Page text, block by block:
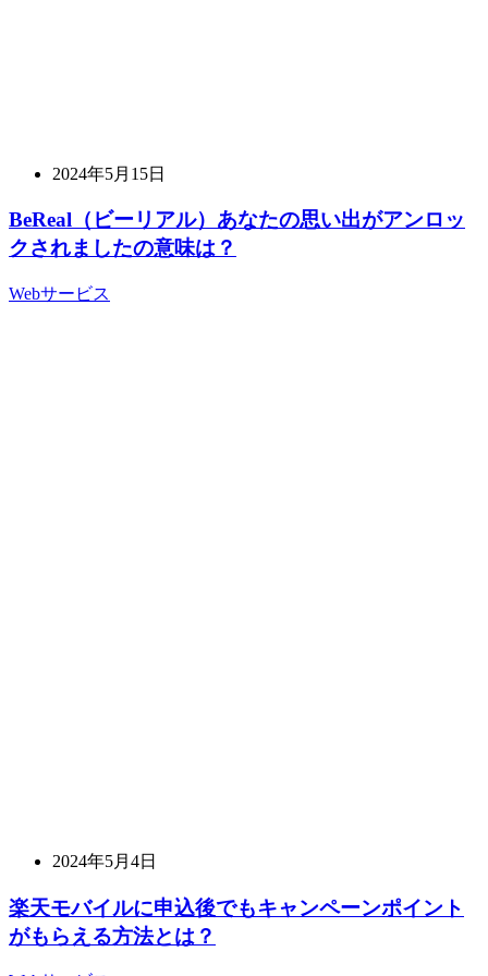
2024年5月15日
BeReal（ビーリアル）あなたの思い出がアンロッ
クされましたの意味は？
Webサービス
2024年5月4日
楽天モバイルに申込後でもキャンペーンポイント
がもらえる方法とは？